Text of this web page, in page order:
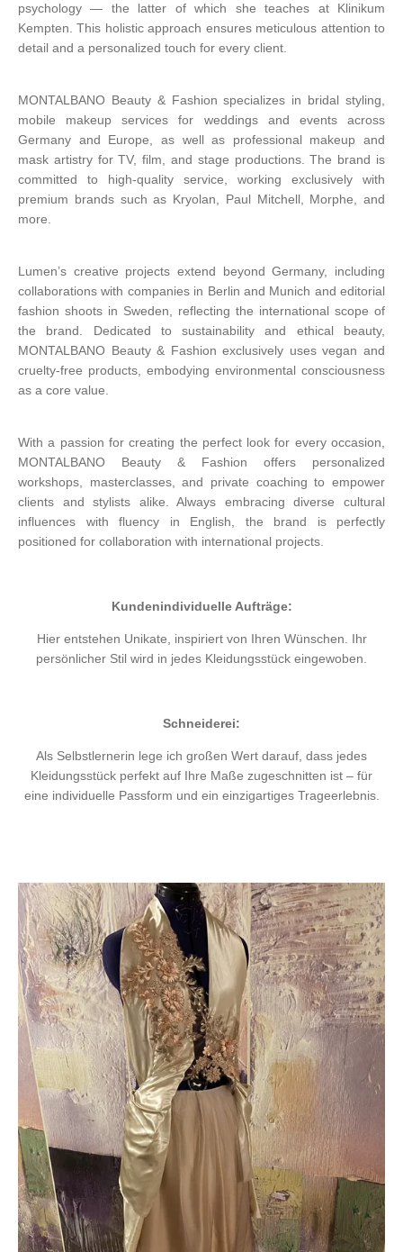
psychology — the latter of which she teaches at Klinikum
Kempten. This holistic approach ensures meticulous attention to
detail and a personalized touch for every client.
MONTALBANO Beauty & Fashion specializes in bridal styling,
mobile makeup services for weddings and events across
Germany and Europe, as well as professional makeup and
mask artistry for TV, film, and stage productions. The brand is
committed to high-quality service, working exclusively with
premium brands such as Kryolan, Paul Mitchell, Morphe, and
more.
Lumen’s creative projects extend beyond Germany, including
collaborations with companies in Berlin and Munich and editorial
fashion shoots in Sweden, reflecting the international scope of
the brand. Dedicated to sustainability and ethical beauty,
MONTALBANO Beauty & Fashion exclusively uses vegan and
cruelty-free products, embodying environmental consciousness
as a core value.
With a passion for creating the perfect look for every occasion,
MONTALBANO Beauty & Fashion offers personalized
workshops, masterclasses, and private coaching to empower
clients and stylists alike. Always embracing diverse cultural
influences with fluency in English, the brand is perfectly
positioned for collaboration with international projects.
Kundenindividuelle Aufträge:
Hier entstehen Unikate, inspiriert von Ihren Wünschen. Ihr
persönlicher Stil wird in jedes Kleidungsstück eingewoben.
Schneiderei:
Als Selbstlernerin lege ich großen Wert darauf, dass jedes
Kleidungsstück perfekt auf Ihre Maße zugeschnitten ist – für
eine individuelle Passform und ein einzigartiges Trageerlebnis.